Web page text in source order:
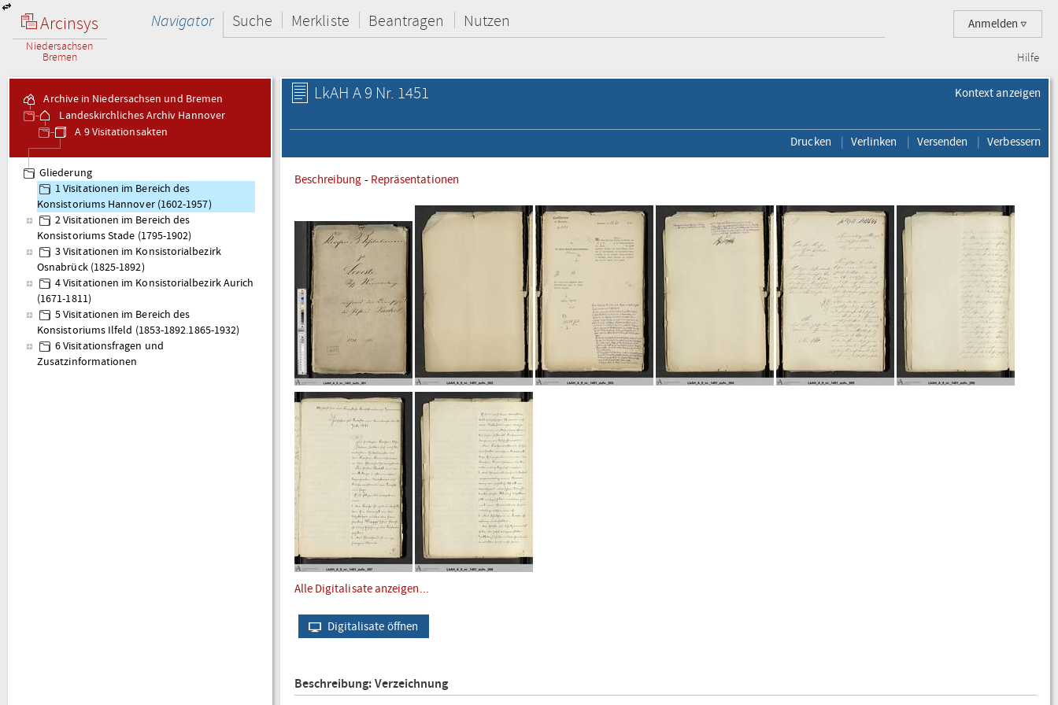
Arcinsys
Niedersachsen
Bremen
Anmelden
Navigator Suche Merkliste Beantragen Nutzen
Hilfe
Archive in Niedersachsen und Bremen
Landeskirchliches Archiv Hannover
A 9 Visitationsakten
Gliederung
1 Visitationen im Bereich des
Konsistoriums Hannover (1602-1957)
2 Visitationen im Bereich des
Konsistoriums Stade (1795-1902)
3 Visitationen im Konsistorialbezirk
Osnabrück (1825-1892)
4 Visitationen im Konsistorialbezirk Aurich
(1671-1811)
5 Visitationen im Bereich des
Konsistoriums Ilfeld (1853-1892.1865-1932)
6 Visitationsfragen und
Zusatzinformationen
Kontext anzeigen
LkAH A 9 Nr. 1451
Drucken Verlinken Versenden Verbessern
Beschreibung - Repräsentationen
Alle Digitalisate anzeigen...
Digitalisate öffnen
Beschreibung: Verzeichnung